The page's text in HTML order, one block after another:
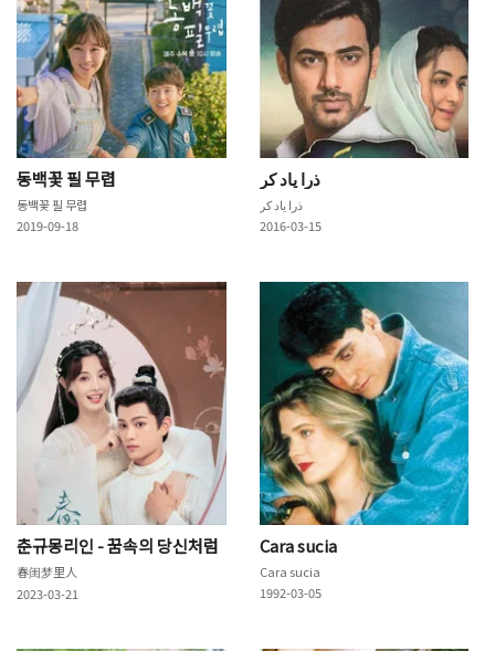
동백꽃 필 무렵
동백꽃 필 무렵
2019-09-18
ذرا یاد کر‎
ذرا یاد کر‎
2016-03-15
춘규몽리인 - 꿈속의 당신처럼
春闺梦里人
2023-03-21
Cara sucia
Cara sucia
1992-03-05